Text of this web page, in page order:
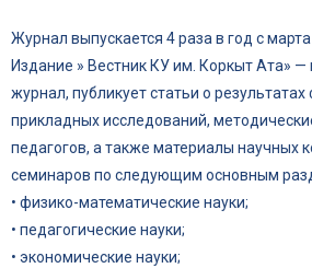
Журнал выпускается 4 раза в год с марта
Издание » Вестник КУ им. Коркыт Ата»
журнал, публикует статьи о
прикладных исследований,
педагогов, а также материалы научных
семинаров по следующим основным
• физико-математические науки;
• педагогические науки;
• экономические науки;